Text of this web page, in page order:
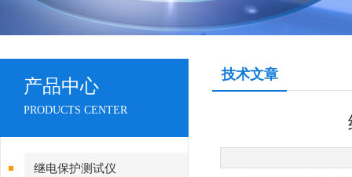
产品中心
PRODUCTS CENTER
继电保护测试仪
技术文章